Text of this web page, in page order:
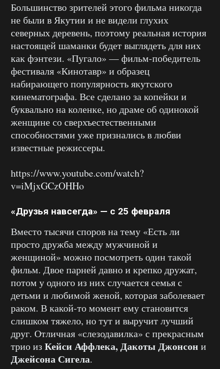
Большинство зрителей этого фильма никогда
не были в Якутии и не видели глухих
северных деревень, поэтому реальная история
настоящей шаманки будет выглядеть для них
как фэнтези. «Пугало» — фильм-победитель
фестиваля «Кинотавр» и образец
набирающего популярность якутского
кинематографа. Все сделано за копейки и
буквально на коленке, но драме об одинокой
женщине со сверхъестественными
способностями уже признались в любви
известные режиссеры.
https://www.youtube.com/watch?
v=iMjxGCzOHHo
«Друзья навсегда» — с 25 февраля
Вместо тысячи споров на тему «Есть ли
просто дружба между мужчиной и
женщиной» можно посмотреть один такой
фильм. Двое парней давно и крепко дружат,
потом у одного из них случается семья с
детьми и любимой женой, которая заболевает
раком. В какой-то момент ему становится
слишком тяжело, но тут и выручит лучший
друг. Отличная «слезодавилка» с прекрасным
трио изКейси Аффлека, Дакоты Джонсон и
Джейсона Сигела.